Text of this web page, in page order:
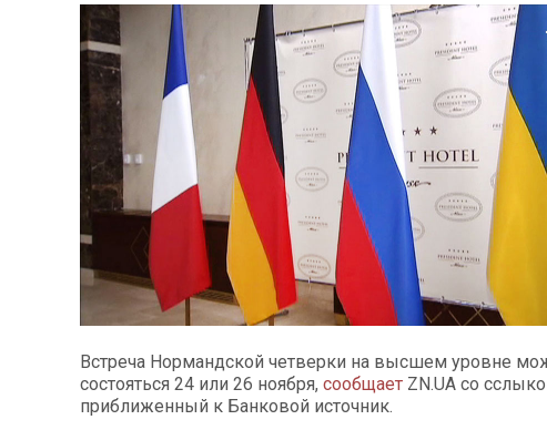
Встреча Нормандской четверки на высшем уровне
состояться 24 или 26 ноября, сообщает ZN.UA со
приближенный к Банковой источник.